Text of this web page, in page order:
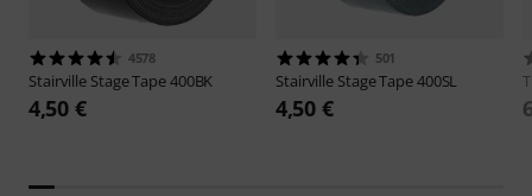
4578
Stairville Stage Tape 400BK
4,50 €
501
Stairville Stage Tape 400SL
4,50 €